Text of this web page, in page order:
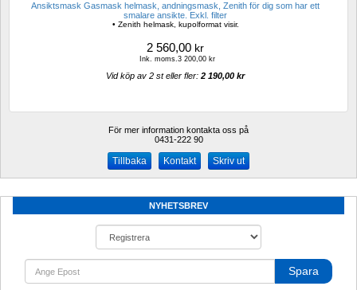
Ansiktsmask Gasmask helmask, andningsmask, Zenith för dig som har ett
smalare ansikte. Exkl. filter
• Zenith helmask, kupolformat visir.
2 560,00 kr
Ink. moms.3 200,00 kr
Vid köp av 2 st eller fler: 2 190,00 kr
För mer information kontakta oss på
0431-222 90
Kontakt Skriv ut
NYHETSBREV
Spara